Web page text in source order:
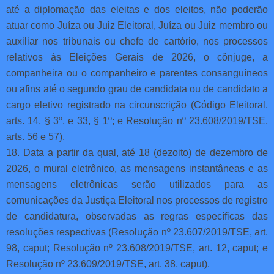
até a diplomação das eleitas e dos eleitos, não poderão
atuar como Juíza ou Juiz Eleitoral, Juíza ou Juiz membro ou
auxiliar nos tribunais ou chefe de cartório, nos processos
relativos às Eleições Gerais de 2026, o cônjuge, a
companheira ou o companheiro e parentes consanguíneos
ou afins até o segundo grau de candidata ou de candidato a
cargo eletivo registrado na circunscrição (Código Eleitoral,
arts. 14, § 3º, e 33, § 1º; e Resolução nº 23.608/2019/TSE,
arts. 56 e 57).
18. Data a partir da qual, até 18 (dezoito) de dezembro de
2026, o mural eletrônico, as mensagens instantâneas e as
mensagens eletrônicas serão utilizados para as
comunicações da Justiça Eleitoral nos processos de registro
de candidatura, observadas as regras específicas das
resoluções respectivas (Resolução nº 23.607/2019/TSE, art.
98, caput; Resolução nº 23.608/2019/TSE, art. 12, caput; e
Resolução nº 23.609/2019/TSE, art. 38, caput).